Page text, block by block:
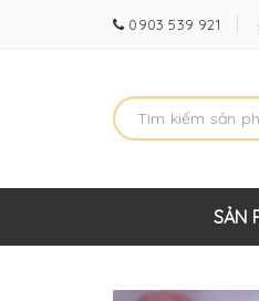
0903 539 921
SẢN